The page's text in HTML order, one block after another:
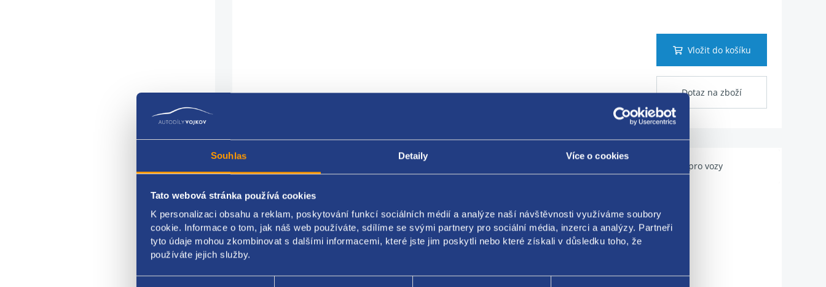
Souhlas Detaily Více o cookies
Tato webová stránka používá cookies
K personalizaci obsahu a reklam, poskytování funkcí sociálních médií a analýze naší návštěvnosti využíváme soubory
cookie. Informace o tom, jak náš web používáte, sdílíme se svými partnery pro sociální média, inzerci a analýzy. Partneři
tyto údaje mohou zkombinovat s dalšími informacemi, které jste jim poskytli nebo které získali v důsledku toho, že
používáte jejich služby.
Vložit do košíku
Dotaz na zboží
Použitelné pro vozy
vodicí lišta předních skla
strana - pravá